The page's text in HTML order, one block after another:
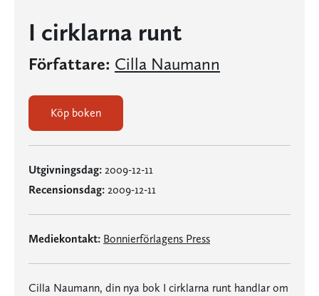
I cirklarna runt
Författare: Cilla Naumann
Köp boken
Utgivningsdag: 2009-12-11
Recensionsdag: 2009-12-11
Mediekontakt: Bonnierförlagens Press
Cilla Naumann, din nya bok I cirklarna runt handlar om